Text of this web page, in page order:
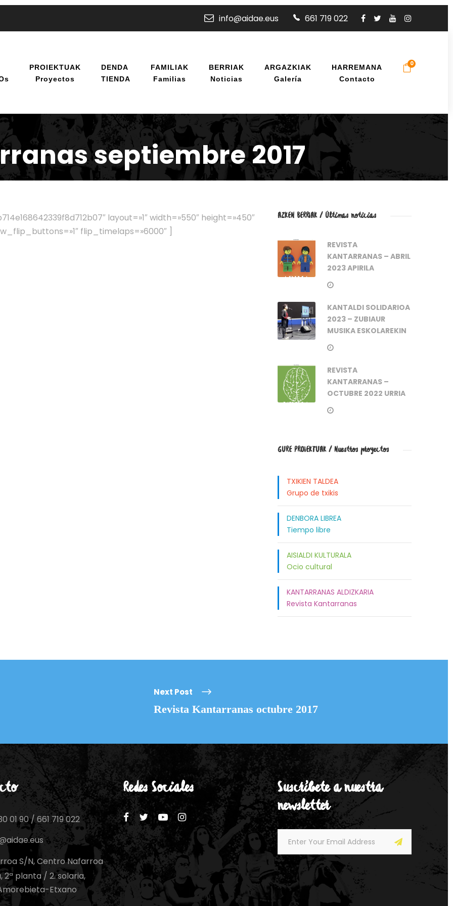
info@aidae.eus 661 719 022
PROIEKTUAK
Proyectos
DENDA
TIENDA
FAMILIAK
Familias
BERRIAK
Noticias
ARGAZKIAK
Galería
HARREMANA
Contacto
0
septiembre 2017
layout=»1″ width=»550″ height=»450″
flip_timelaps=»6000″ ]
AZKEN BERRIAK / Últimas noticias
REVISTA
KANTARRANAS – ABRIL
2023 APIRILA
KANTALDI SOLIDARIOA
2023 – ZUBIAUR
MUSIKA ESKOLAREKIN
REVISTA
KANTARRANAS –
OCTUBRE 2022 URRIA
GURE PROIEKTUAK / Nuestros proyectos
TXIKIEN TALDEA
Grupo de txikis
DENBORA LIBREA
Tiempo libre
AISIALDI KULTURALA
Ocio cultural
KANTARRANAS ALDIZKARIA
Revista Kantarranas
Next Post
Revista Kantarranas octubre 2017
01 90 / 661 719 022
S/N, Centro Nafarroa
2ª planta / 2. solaria,
Etxano
Redes Sociales
Suscríbete a nuestra
newsletter